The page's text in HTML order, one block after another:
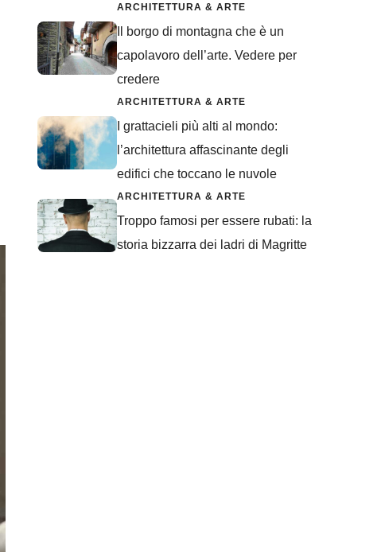
ARCHITETTURA & ARTE
Il borgo di montagna che è un
capolavoro dell’arte. Vedere per
credere
ARCHITETTURA & ARTE
I grattacieli più alti al mondo:
l’architettura affascinante degli
edifici che toccano le nuvole
ARCHITETTURA & ARTE
Troppo famosi per essere rubati: la
storia bizzarra dei ladri di Magritte